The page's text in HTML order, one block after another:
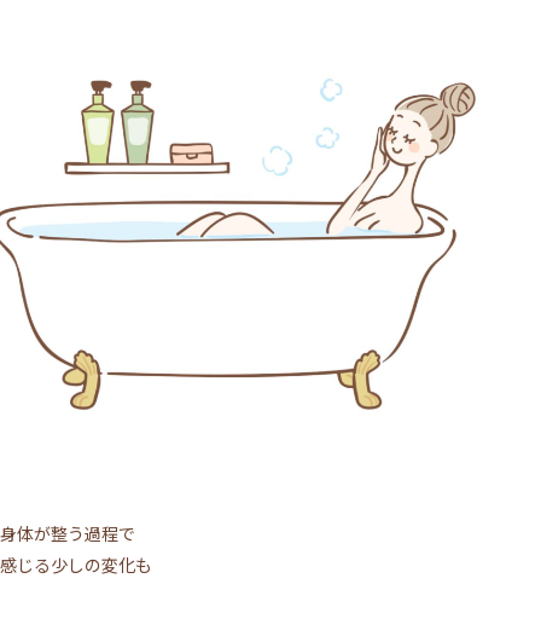
身体が整う過程で
感じる少しの変化も